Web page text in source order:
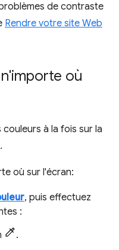
de contraste
Rendre votre site Web
où
à la fois sur la
où sur l'écran:
, puis effectuez
:
.